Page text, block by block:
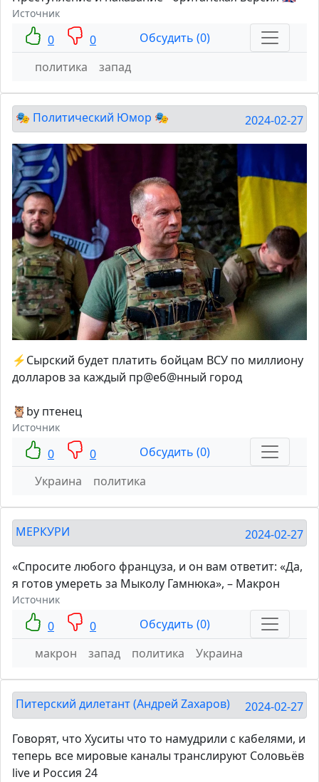
Источник
0 0
Обсудить (0)
политика
запад
🎭 Политический Юмор 🎭 2024-02-27
⚡️Сырский будет платить бойцам ВСУ по миллиону
долларов за каждый пр@еб@нный город
🦉by птенец
Источник
0 0
Обсудить (0)
Украина
политика
МЕРКУРИ 2024-02-27
«Спросите любого француза, и он вам ответит: «Да,
я готов умереть за Мыколу Гамнюка», – Макрон
Источник
0 0
Обсудить (0)
макрон
запад политика Украина
Питерский дилетант (Андрей Zахаров) 2024-02-27
Говорят, что Хуситы что то намудрили с кабелями, и
теперь все мировые каналы транслируют Соловьёв
live и Россия 24